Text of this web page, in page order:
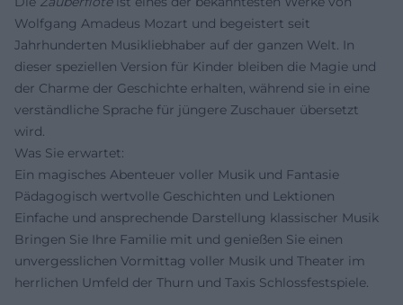
Wolfgang Amadeus Mozart und begeistert seit
Jahrhunderten Musikliebhaber auf der ganzen Welt. In
dieser speziellen Version für Kinder bleiben die Magie und
der Charme der Geschichte erhalten, während sie in eine
verständliche Sprache für jüngere Zuschauer übersetzt
wird.
Was Sie erwartet:
Ein magisches Abenteuer voller Musik und Fantasie
Pädagogisch wertvolle Geschichten und Lektionen
Einfache und ansprechende Darstellung klassischer Musik
Bringen Sie Ihre Familie mit und genießen Sie einen
unvergesslichen Vormittag voller Musik und Theater im
herrlichen Umfeld der Thurn und Taxis Schlossfestspiele.